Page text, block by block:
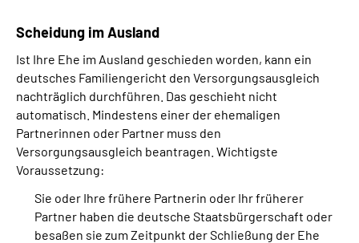
Scheidung im Ausland
Ist Ihre Ehe im Ausland geschieden worden, kann ein
deutsches Familiengericht den Versorgungsausgleich
nachträglich durchführen. Das geschieht nicht
automatisch. Mindestens einer der ehemaligen
Partnerinnen oder Partner muss den
Versorgungsausgleich beantragen. Wichtigste
Voraussetzung:
Sie oder Ihre frühere Partnerin oder Ihr früherer
Partner haben die deutsche Staatsbürgerschaft oder
besaßen sie zum Zeitpunkt der Schließung der Ehe